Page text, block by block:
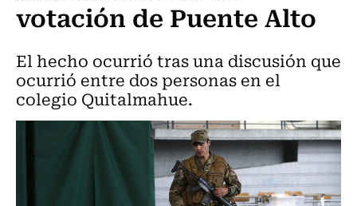
votación de Puente Alto
El hecho ocurrió tras una discusión que
ocurrió entre dos personas en el
colegio Quitalmahue.